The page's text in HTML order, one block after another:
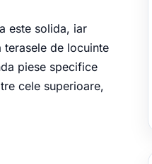
este solida, iar
terasele de locuinte
piese specifice
cele superioare,